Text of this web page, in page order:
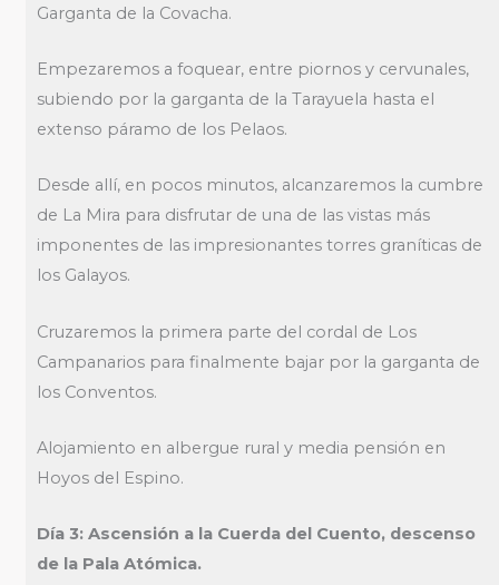
Garganta de la Covacha.
Empezaremos a foquear, entre piornos y cervunales,
subiendo por la garganta de la Tarayuela hasta el
extenso páramo de los Pelaos.
Desde allí, en pocos minutos, alcanzaremos la cumbre
de La Mira para disfrutar de una de las vistas más
imponentes de las impresionantes torres graníticas de
los Galayos.
Cruzaremos la primera parte del cordal de Los
Campanarios para finalmente bajar por la garganta de
los Conventos.
Alojamiento en albergue rural y media pensión en
Hoyos del Espino.
Día 3: Ascensión a la Cuerda del Cuento, descenso
de la Pala Atómica.